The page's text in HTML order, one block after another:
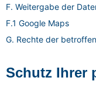
F. Weitergabe der
F.1 Google Maps
G. Rechte der
Schutz Ihrer